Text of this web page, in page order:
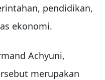
pendidikan,
ekonomi.
Achyuni,
merupakan